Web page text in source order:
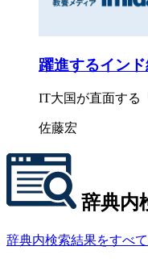
躍進するイン
IT大国が直面する
佐藤宏
辞典内
辞典内検索結果をすべ